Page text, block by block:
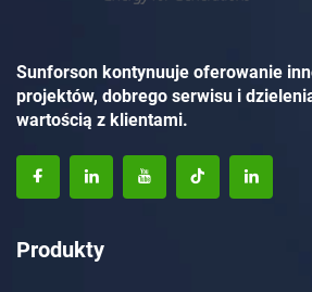
Sunforson kontynuuje oferowanie
projektów, dobrego serwisu i
wartością z klientami.
Produkty